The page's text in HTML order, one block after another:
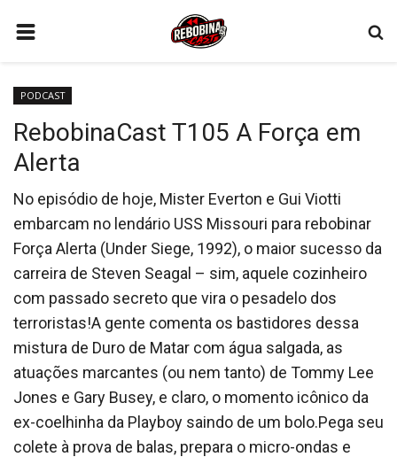
PODCAST
FILMES
CONTATO
SÉRIES
GAMES
QUEM SOMOS
CONECTE-SE
REGISTO
PODCAST
RebobinaCast T105 A Força em
Alerta
No episódio de hoje, Mister Everton e Gui Viotti
embarcam no lendário USS Missouri para rebobinar
Força Alerta (Under Siege, 1992), o maior sucesso da
carreira de Steven Seagal – sim, aquele cozinheiro
com passado secreto que vira o pesadelo dos
terroristas!A gente comenta os bastidores dessa
mistura de Duro de Matar com água salgada, as
atuações marcantes (ou nem tanto) de Tommy Lee
Jones e Gary Busey, e claro, o momento icônico da
ex-coelhinha da Playboy saindo de um bolo.Pega seu
colete à prova de balas, prepara o micro-ondas e